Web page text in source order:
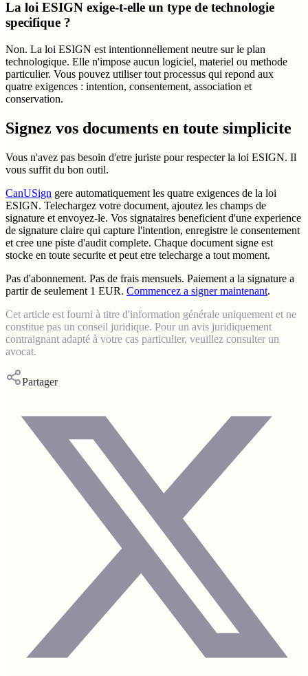
La loi ESIGN exige-t-elle un type de technologie
specifique ?
Non. La loi ESIGN est intentionnellement neutre sur le plan
technologique. Elle n'impose aucun logiciel, materiel ou methode
particulier. Vous pouvez utiliser tout processus qui repond aux
quatre exigences : intention, consentement, association et
conservation.
Signez vos documents en toute simplicite
Vous n'avez pas besoin d'etre juriste pour respecter la loi ESIGN. Il
vous suffit du bon outil.
CanUSign gere automatiquement les quatre exigences de la loi
ESIGN. Telechargez votre document, ajoutez les champs de
signature et envoyez-le. Vos signataires beneficient d'une experience
de signature claire qui capture l'intention, enregistre le consentement
et cree une piste d'audit complete. Chaque document signe est
stocke en toute securite et peut etre telecharge a tout moment.
Pas d'abonnement. Pas de frais mensuels. Paiement a la signature a
partir de seulement 1 EUR. Commencez a signer maintenant.
Cet article est fourni à titre d'information générale uniquement et ne
constitue pas un conseil juridique. Pour un avis juridiquement
contraignant adapté à votre cas particulier, veuillez consulter un
avocat.
Partager